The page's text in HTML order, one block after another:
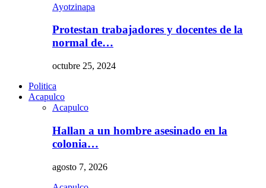
Ayotzinapa
Protestan trabajadores y docentes de la
normal de…
octubre 25, 2024
Politica
Acapulco
Acapulco
Hallan a un hombre asesinado en la
colonia…
agosto 7, 2026